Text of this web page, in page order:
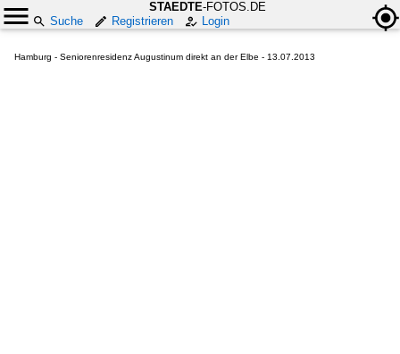
STAEDTE-FOTOS.DE
Suche
Registrieren Login
Hamburg - Seniorenresidenz Augustinum direkt an der Elbe - 13.07.2013